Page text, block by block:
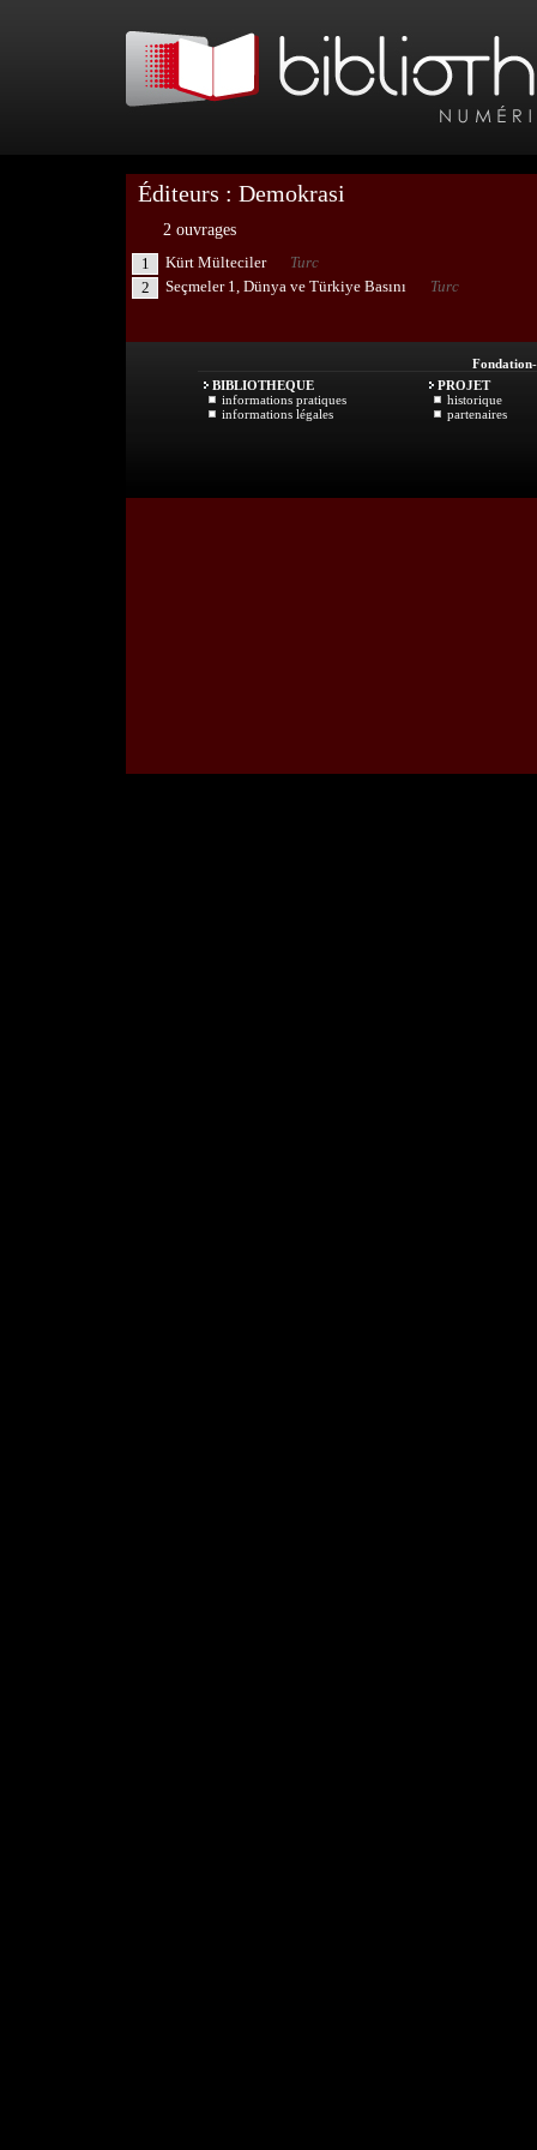
Éditeurs : Demokrasi
2 ouvrages
1
Kürt Mülteciler
Turc
2
Seçmeler 1, Dünya ve Türkiye Basını Turc
Fondation
BIBLIOTHEQUE
informations pratiques
informations légales
PROJET
historique
partenaires